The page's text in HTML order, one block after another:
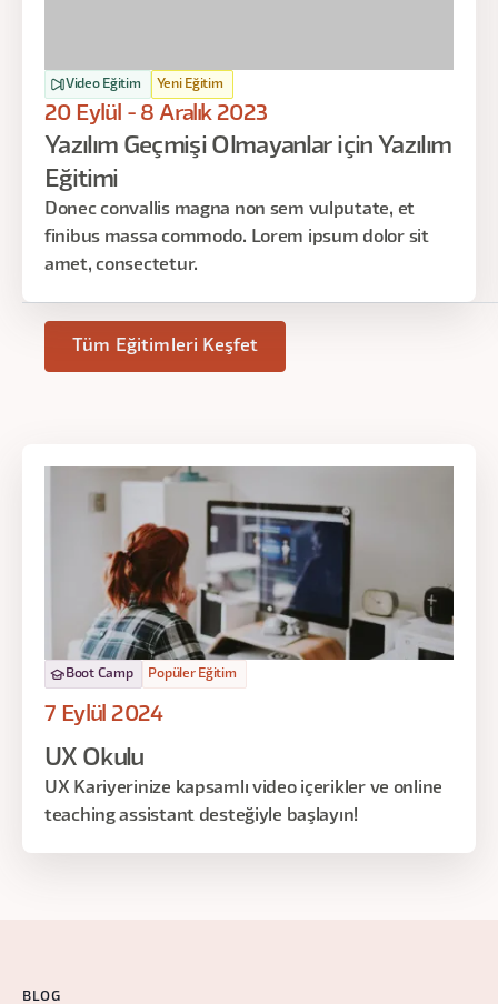
Video Eğitim Yeni Eğitim
20 Eylül - 8 Aralık 2023
Yazılım Geçmişi Olmayanlar için Yazılım
Eğitimi
Donec convallis magna non sem vulputate, et
finibus massa commodo. Lorem ipsum dolor sit
amet, consectetur.
Tüm Eğitimleri Keşfet
Boot Camp Popüler Eğitim
7 Eylül 2024
UX Okulu
UX Kariyerinize kapsamlı video içerikler ve online
teaching assistant desteğiyle başlayın!
BLOG